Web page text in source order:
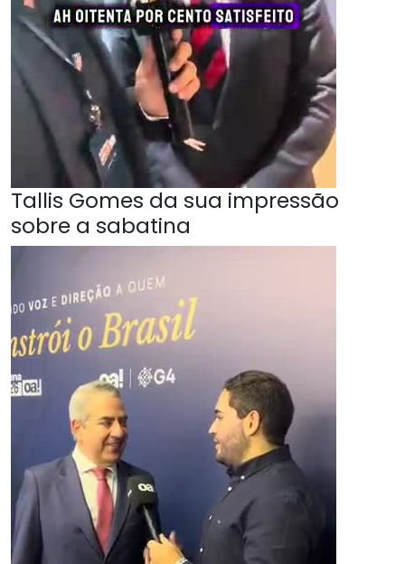
Tallis Gomes da sua impressão
sobre a sabatina